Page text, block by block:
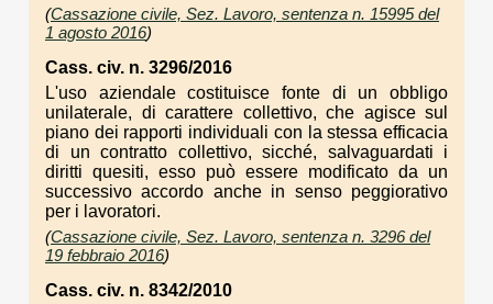
(Cassazione civile, Sez. Lavoro, sentenza n. 15995 del
1 agosto 2016)
Cass. civ. n. 3296/2016
L'uso aziendale costituisce fonte di un obbligo
unilaterale, di carattere collettivo, che agisce sul
piano dei rapporti individuali con la stessa efficacia
di un contratto collettivo, sicché, salvaguardati i
diritti quesiti, esso può essere modificato da un
successivo accordo anche in senso peggiorativo
per i lavoratori.
(Cassazione civile, Sez. Lavoro, sentenza n. 3296 del
19 febbraio 2016)
Cass. civ. n. 8342/2010